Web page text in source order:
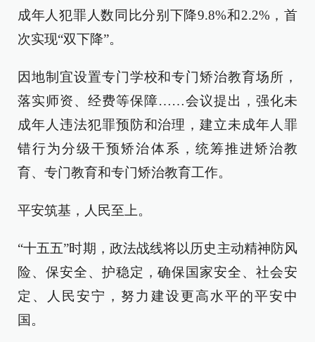
成年人犯罪人数同比分别下降9.8%和2.2%，首
次实现“双下降”。
因地制宜设置专门学校和专门矫治教育场所，
落实师资、经费等保障……会议提出，强化未
成年人违法犯罪预防和治理，建立未成年人罪
错行为分级干预矫治体系，统筹推进矫治教
育、专门教育和专门矫治教育工作。
平安筑基，人民至上。
“十五五”时期，政法战线将以历史主动精神防风
险、保安全、护稳定，确保国家安全、社会安
定、人民安宁，努力建设更高水平的平安中
国。